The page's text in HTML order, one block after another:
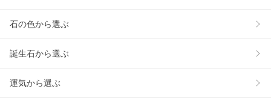
石の色から選ぶ
誕生石から選ぶ
運気から選ぶ